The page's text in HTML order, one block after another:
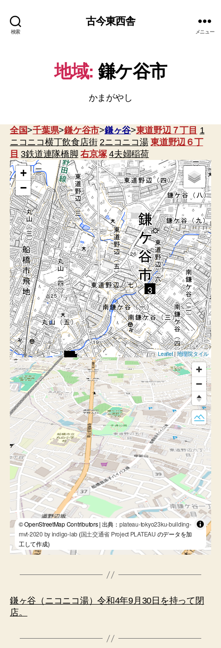
検索
古今東西舎
メニュー
地域: 鎌ケ谷市
かまがやし
全国>千葉県>鎌ケ谷市>鎌ヶ谷>東道野辺７丁目 1
ニコニコ横丁飲食店街 2ニコニコ湯 東道野辺６丁
目 3鉄道連隊橋脚 右京塚 4夫婦稲荷
12
3
+
−
Leaflet|地理院タイル
© OpenStreetMap Contributors | 出典： plateau-tokyo23ku-building-
mvt-2020 by indigo-lab (国土交通省 Project PLATEAU のデータを加
工して作成)
鎌ヶ谷（ニコニコ湯）令和4年9月30日を持って閉
店。